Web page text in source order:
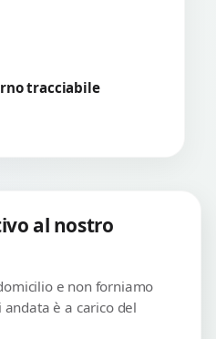
tracciabile
al nostro
e non forniamo
è a carico del